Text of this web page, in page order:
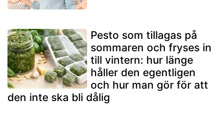
Pesto som tillagas på
sommaren och fryses in
till vintern: hur länge
håller den egentligen
och hur man gör för att
den inte ska bli dålig